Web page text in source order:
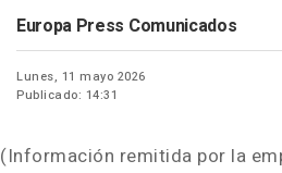
Europa Press Comunicados
Lunes, 11 mayo 2026
Publicado: 14:31
(Información remitida por la